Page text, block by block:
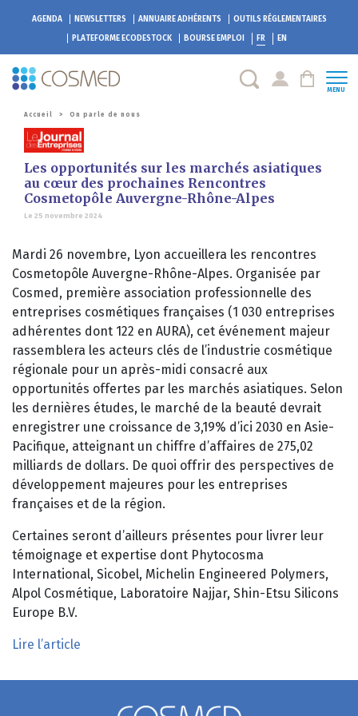
AGENDA NEWSLETTERS ANNUAIRE ADHÉRENTS
OUTILS RÉGLEMENTAIRES
PLATEFORME ECODESTOCK BOURSE EMPLOI FR EN
MENU
Accueil > On parle de nous
Les opportunités sur les marchés asiatiques
au cœur des prochaines Rencontres
Cosmetopôle Auvergne-Rhône-Alpes
Le 25 novembre 2024
Mardi 26 novembre, Lyon accueillera les rencontres
Cosmetopôle Auvergne-Rhône-Alpes. Organisée par
Cosmed, première association professionnelle des
entreprises cosmétiques françaises (1 030 entreprises
adhérentes dont 122 en AURA), cet événement majeur
rassemblera les acteurs clés de l’industrie cosmétique
régionale pour un après-midi consacré aux
opportunités offertes par les marchés asiatiques. Selon
les dernières études, le marché de la beauté devrait
enregistrer une croissance de 3,19% d’ici 2030 en Asie-
Pacifique, atteignant un chiffre d’affaires de 275,02
milliards de dollars. De quoi offrir des perspectives de
développement majeures pour les entreprises
françaises et de la région.
Certaines seront d’ailleurs présentes pour livrer leur
témoignage et expertise dont Phytocosma
International, Sicobel, Michelin Engineered Polymers,
Alpol Cosmétique, Laboratoire Najjar, Shin-Etsu Silicons
Europe B.V.
Lire l’article